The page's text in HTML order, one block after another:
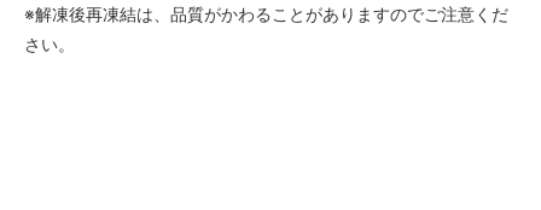
※解凍後再凍結は、品質がかわることがありますのでご注意くだ
さい。